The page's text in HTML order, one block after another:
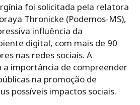
foi solicitada pela relatora
Thronicke (Podemos-MS),
influência da
digital, com mais de 90
nas redes sociais. A
a importância de compreender
na promoção de
possíveis impactos sociais.